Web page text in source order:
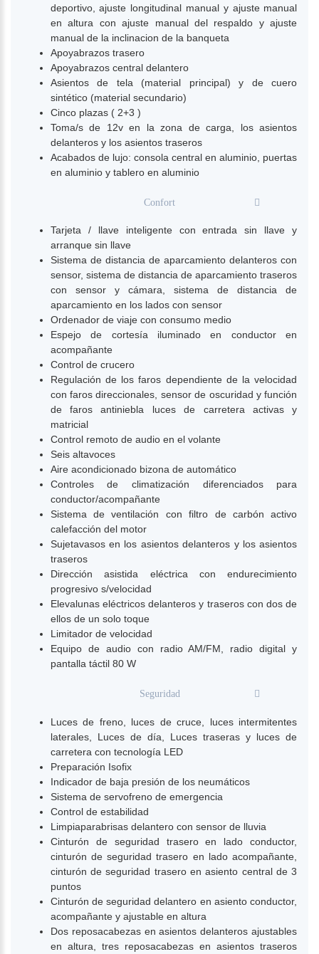
deportivo, ajuste longitudinal manual y ajuste manual
en altura con ajuste manual del respaldo y ajuste
manual de la inclinacion de la banqueta
Apoyabrazos trasero
Apoyabrazos central delantero
Asientos de tela (material principal) y de cuero
sintético (material secundario)
Cinco plazas ( 2+3 )
Toma/s de 12v en la zona de carga, los asientos
delanteros y los asientos traseros
Acabados de lujo: consola central en aluminio, puertas
en aluminio y tablero en aluminio
Confort
Tarjeta / llave inteligente con entrada sin llave y
arranque sin llave
Sistema de distancia de aparcamiento delanteros con
sensor, sistema de distancia de aparcamiento traseros
con sensor y cámara, sistema de distancia de
aparcamiento en los lados con sensor
Ordenador de viaje con consumo medio
Espejo de cortesía iluminado en conductor en
acompañante
Control de crucero
Regulación de los faros dependiente de la velocidad
con faros direccionales, sensor de oscuridad y función
de faros antiniebla luces de carretera activas y
matricial
Control remoto de audio en el volante
Seis altavoces
Aire acondicionado bizona de automático
Controles de climatización diferenciados para
conductor/acompañante
Sistema de ventilación con filtro de carbón activo
calefacción del motor
Sujetavasos en los asientos delanteros y los asientos
traseros
Dirección asistida eléctrica con endurecimiento
progresivo s/velocidad
Elevalunas eléctricos delanteros y traseros con dos de
ellos de un solo toque
Limitador de velocidad
Equipo de audio con radio AM/FM, radio digital y
pantalla táctil 80 W
Seguridad
Luces de freno, luces de cruce, luces intermitentes
laterales, Luces de día, Luces traseras y luces de
carretera con tecnología LED
Preparación Isofix
Indicador de baja presión de los neumáticos
Sistema de servofreno de emergencia
Control de estabilidad
Limpiaparabrisas delantero con sensor de lluvia
Cinturón de seguridad trasero en lado conductor,
cinturón de seguridad trasero en lado acompañante,
cinturón de seguridad trasero en asiento central de 3
puntos
Cinturón de seguridad delantero en asiento conductor,
acompañante y ajustable en altura
Dos reposacabezas en asientos delanteros ajustables
en altura, tres reposacabezas en asientos traseros